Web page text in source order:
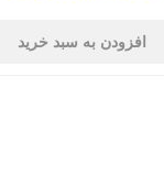
افزودن به سبد خرید